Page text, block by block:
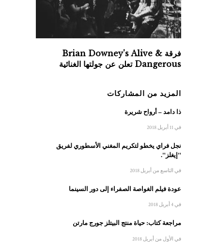
فرقة Brian Downey's Alive &
Dangerous تعلن عن جولتها الغنائية
المزيد من المشاركات
ذا دامد – أرواح شريرة
في 11 أبريل 2018
نجل فراي يخطو لتكريم المغني الأسطوري لفريق
"إيغلز".
في التاسع من أبريل 2018
عودة فيلم الغواصة الصفراء إلى دور السينما
في 4 أبريل 2018
مراجعة كتاب: حياة منتج البيتلز جورج مارتن
في الأول من أبريل 2018